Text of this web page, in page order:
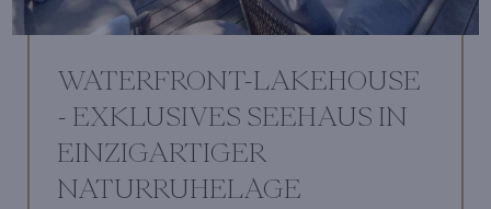
WATERFRONT-LAKEHOUSE
- EXKLUSIVES SEEHAUS IN
EINZIGARTIGER
NATURRUHELAGE